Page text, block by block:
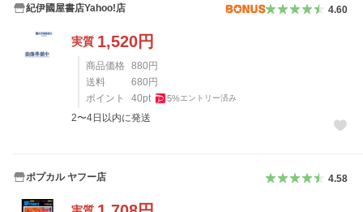
紀伊國屋書店Yahoo!店 4.60
実質 1,520円
商品価格 880円
送料
680円
ポイント
40pt 5%エントリー済み
2〜4日以内に発送
ポプカル ヤフー店 4.58